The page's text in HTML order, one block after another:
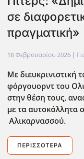
σε
πραγματική»
18 Φεβρουαρίου 2026 |
Με διευκρινιστική
φόργουορντ του
στην θέση τους,
με τα αυτοκόλλητα
Αλικαρνασσού.
ΠΕΡΙΣΣΌΤΕΡΑ